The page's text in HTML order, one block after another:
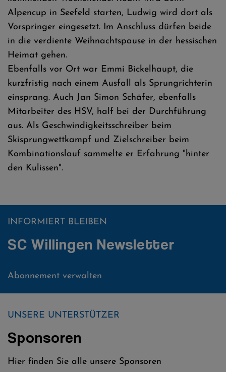
Alpencup in Seefeld starten, Ludwig wird dort als
Vorspringer eingesetzt. Im Anschluss dürfen beide
in die verdiente Weihnachtspause in der hessischen
Heimat gehen.
Ebenfalls vor Ort war Emmi Bickelhaupt, die
kurzfristig nach einem Ausfall als Sprungrichterin
einsprang. Auch Jan Simon Schäfer, ebenfalls
Mitarbeiter des HSV, half bei der Durchführung
aus. Als Geschwindigkeitsschreiber beim
Skisprungwettkampf und Zielschreiber beim
Kombinationslauf sammelte er Erfahrung "hinter
den Kulissen".
INFORMIERT BLEIBEN
SC Willingen Newsletter
Abonnement verwalten
UNSERE UNTERSTÜTZER
Sponsoren
Hier finden Sie alle unsere Sponsoren